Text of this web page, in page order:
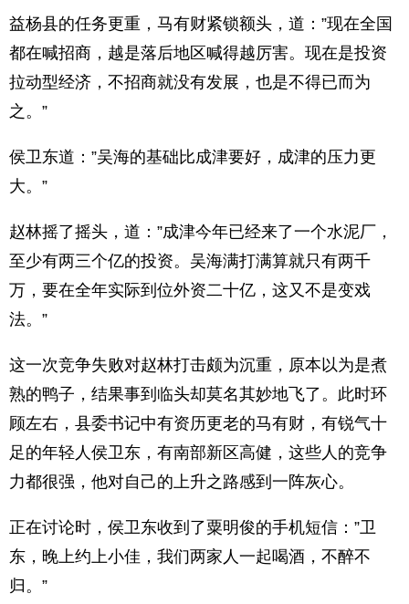
益杨县的任务更重，马有财紧锁额头，道：”现在全国
都在喊招商，越是落后地区喊得越厉害。现在是投资
拉动型经济，不招商就没有发展，也是不得已而为
之。”
侯卫东道：”吴海的基础比成津要好，成津的压力更
大。”
赵林摇了摇头，道：”成津今年已经来了一个水泥厂，
至少有两三个亿的投资。吴海满打满算就只有两千
万，要在全年实际到位外资二十亿，这又不是变戏
法。”
这一次竞争失败对赵林打击颇为沉重，原本以为是煮
熟的鸭子，结果事到临头却莫名其妙地飞了。此时环
顾左右，县委书记中有资历更老的马有财，有锐气十
足的年轻人侯卫东，有南部新区高健，这些人的竞争
力都很强，他对自己的上升之路感到一阵灰心。
正在讨论时，侯卫东收到了粟明俊的手机短信：”卫
东，晚上约上小佳，我们两家人一起喝酒，不醉不
归。”